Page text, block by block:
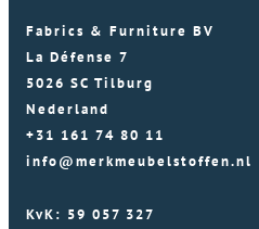
Fabrics & Furniture BV
La Défense 7
5026 SC Tilburg
Nederland
+31 161 74 80 11
info@merkmeubelstoffen.nl
KvK: 59 057 327